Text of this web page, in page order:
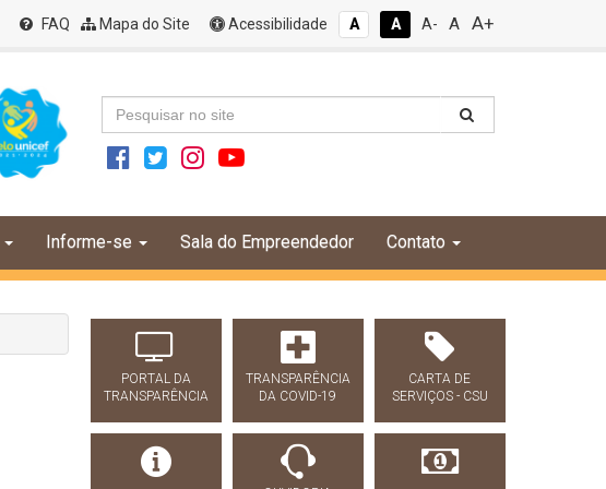
FAQ Mapa do Site Acessibilidade A A A- A A+
Informe-se Sala do Empreendedor Contato
PORTAL DA
TRANSPARÊNCIA
TRANSPARÊNCIA
DA COVID-19
CARTA DE
SERVIÇOS - CSU